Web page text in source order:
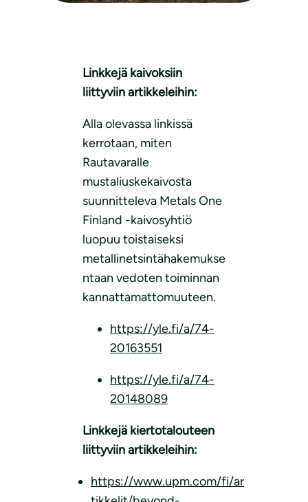
Linkkejä kaivoksiin
liittyviin artikkeleihin:
Alla olevassa linkissä
kerrotaan, miten
Rautavaralle
mustaliuskekaivosta
suunnitteleva Metals One
Finland -kaivosyhtiö
luopuu toistaiseksi
metallinetsintähakemukse
ntaan vedoten toiminnan
kannattamattomuuteen.
https://yle.fi/a/74-
20163551
https://yle.fi/a/74-
20148089
Linkkejä kiertotalouteen
liittyviin artikkeleihin:
https://www.upm.com/fi/ar